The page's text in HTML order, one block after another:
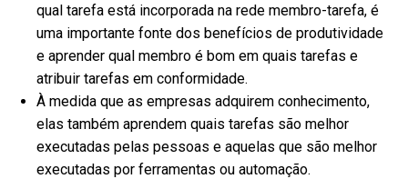
qual tarefa está incorporada na rede membro-tarefa, é
uma importante fonte dos benefícios de produtividade
e aprender qual membro é bom em quais tarefas e
atribuir tarefas em conformidade.
À medida que as empresas adquirem conhecimento,
elas também aprendem quais tarefas são melhor
executadas pelas pessoas e aquelas que são melhor
executadas por ferramentas ou automação.